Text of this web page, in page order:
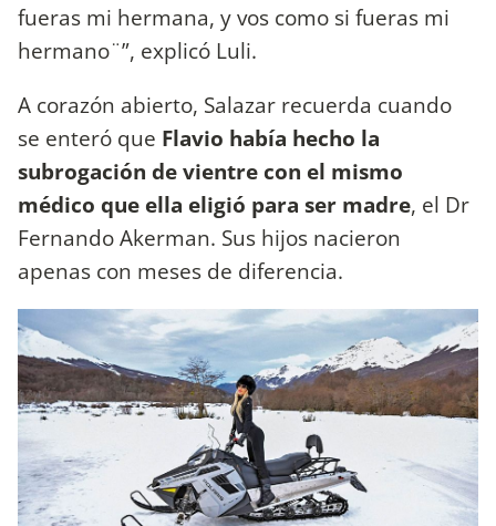
fueras mi hermana, y vos como si fueras mi
hermano¨”, explicó Luli.
A corazón abierto, Salazar recuerda cuando
se enteró que Flavio había hecho la
subrogación de vientre con el mismo
médico que ella eligió para ser madre, el Dr
Fernando Akerman. Sus hijos nacieron
apenas con meses de diferencia.